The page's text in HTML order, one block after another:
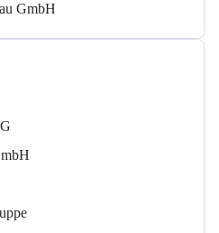
GmbH